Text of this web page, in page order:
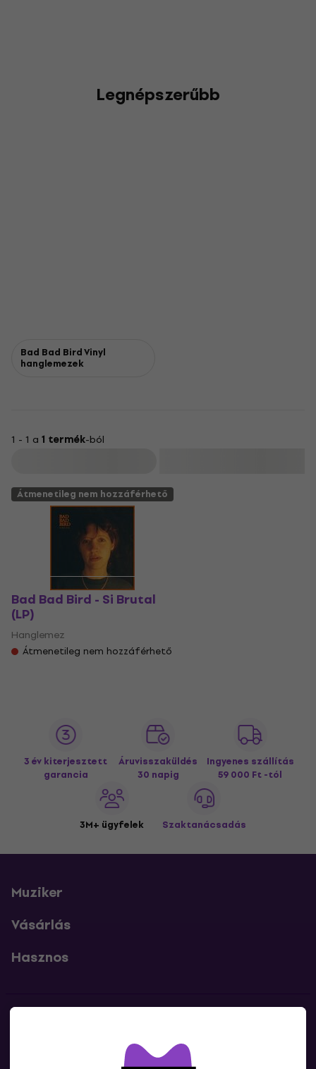
Legnépszerűbb
Bad Bad Bird Vinyl
hanglemezek
1 - 1 a 1 termék-ból
Átmenetileg nem hozzáférhető
Bad Bad Bird - Si Brutal
(LP)
Hanglemez
Átmenetileg nem hozzáférhető
3 év kiterjesztett
garancia
Áruvisszaküldés
30 napig
Ingyenes szállítás
59 000 Ft -tól
3M+ ügyfelek Szaktanácsadás
Muziker
Vásárlás
Hasznos
Lépj kapcsolatba velünk